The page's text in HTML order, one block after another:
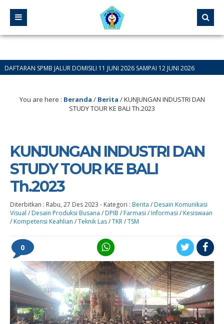
JALUR DOMISILI 11 JUNI 2026 SAMPAI 12 JUNI 2026
You are here : Beranda / Berita /KUNJUNGAN INDUSTRI DAN
STUDY TOUR KE BALI Th.2023
KUNJUNGAN INDUSTRI DAN
STUDY TOUR KE BALI
Th.2023
Diterbitkan : Rabu, 27 Des 2023 - Kategori : Berita / Desain Komunikasi
Visual / Desain Produksi Busana / DPIB / Farmasi / Informasi / Kesiswaan
/ Kompetensi Keahlian /Teknik Las/TKR/TSM
0